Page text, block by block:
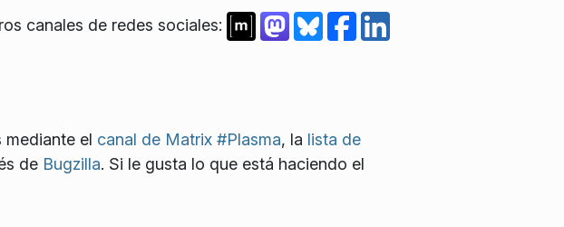
canales de redes sociales:
mediante el canal de Matrix #Plasma, la lista de
de Bugzilla. Si le gusta lo que está haciendo el